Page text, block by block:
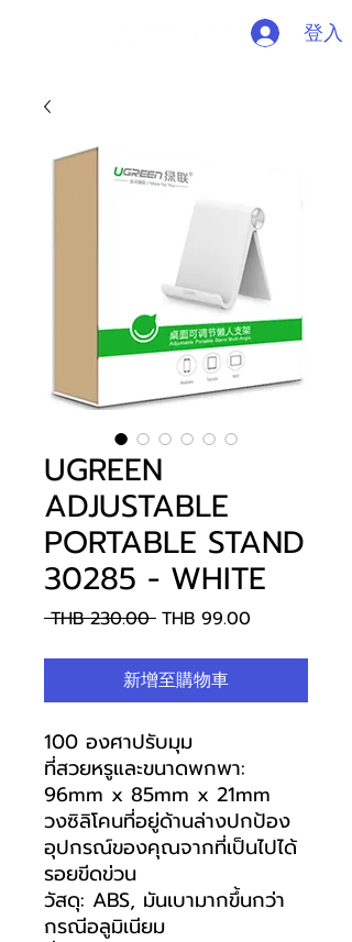
登入
UGREEN
ADJUSTABLE
PORTABLE STAND
30285 - WHITE
THB 230.00 一
價
格
THB 99.00
格
新增至購物車
100 องศาปรับมุม
ที่สวยหรูและขนาดพกพา:
96mm x 85mm x 21mm
วงซิลิโคนที่อยู่ด้านล่างปกป้อง
อุปกรณ์ของคุณจากที่เป็นไปได้
รอยขีดข่วน
วัสดุ: ABS, มันเบามากขึ้นกว่า
กรณีอลูมิเนียม